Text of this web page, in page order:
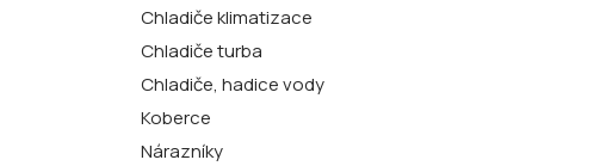
Chladiče klimatizace
Chladiče turba
Chladiče, hadice vody
Koberce
Nárazníky